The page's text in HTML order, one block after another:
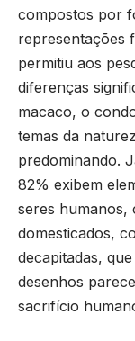
compostos por
representações
permitiu aos
diferenças
macaco, o
temas da
predominando.
82% exibem
seres humanos,
domesticados,
decapitadas,
desenhos
sacrifício